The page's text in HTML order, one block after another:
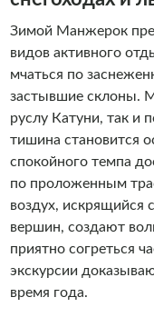
Зимой Манжерок
видов активного
мчаться по
застывшие склоны.
руслу Катуни, так и
тишина становится
спокойного темпа
по проложенным
воздух, искрящийся
вершин, создают
приятно согреться
экскурсии
время года.